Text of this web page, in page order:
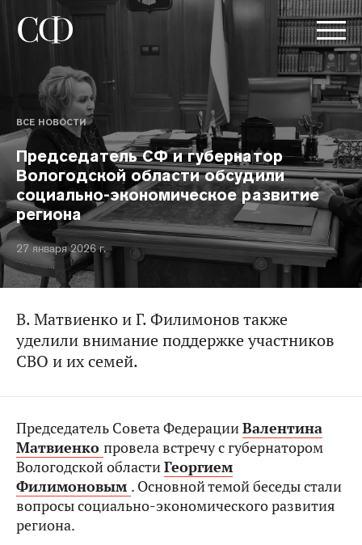
ВСЕ НОВОСТИ
Председатель СФ и губернатор
Вологодской области обсудили
социально-экономическое развитие
региона
27 января 2026 г.
В. Матвиенко и Г. Филимонов также
уделили внимание поддержке участников
СВО и их семей.
Председатель Совета ФедерацииВалентина
Матвиенко провела встречу с губернатором
Вологодской областиГеоргием
Филимоновым . Основной темой беседы стали
вопросы социально-экономического развития
региона.